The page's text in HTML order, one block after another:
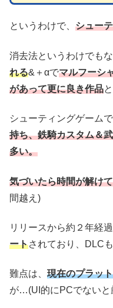
というわけで、 シュー
消去法というわけでもな
れる&＋αでマルフーシ
があって更に良き作品
シューティングゲームで
持ち、鉄騎カスタム＆
多い。
気づいたら時間が解け
間越え)
リリースから約２年経
ートされており、DLC
難点は、 現在のプラッ
が…(UI的にPCでないと